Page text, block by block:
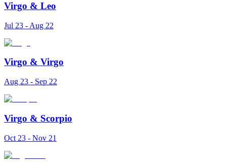
Virgo & Leo
Jul 23 - Aug 22
Virgo & Virgo
Aug 23 - Sep 22
Virgo & Scorpio
Oct 23 - Nov 21